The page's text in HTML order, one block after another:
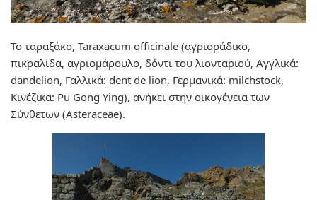
Το ταραξάκο, Taraxacum officinale (αγριοράδικο,
πικραλίδα, αγριομάρουλο, δόντι του λιονταριού, Αγγλικά:
dandelion, Γαλλικά: dent de lion, Γερμανικά: milchstock,
Κινέζικα: Pu Gong Ying), ανήκει στην οικογένεια των
Σύνθετων (Asteraceae).